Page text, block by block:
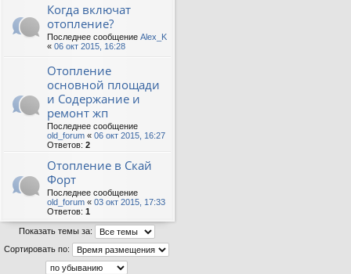
Когда включат
отопление?
Последнее сообщение Alex_K
« 06 окт 2015, 16:28
Отопление
основной площади
и Содержание и
ремонт жп
Последнее сообщение
old_forum « 06 окт 2015, 16:27
Ответов: 2
Отопление в Скай
Форт
Последнее сообщение
old_forum « 03 окт 2015, 17:33
Ответов: 1
Показать темы за:
Сортировать по: